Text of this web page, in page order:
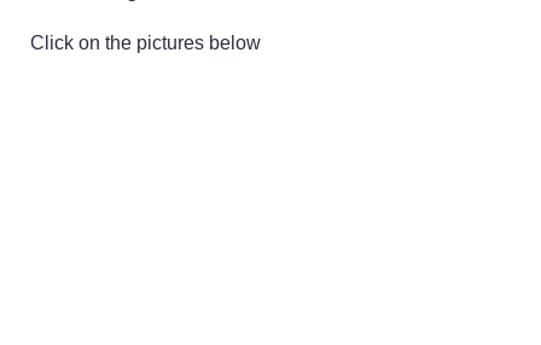
Click on the pictures below